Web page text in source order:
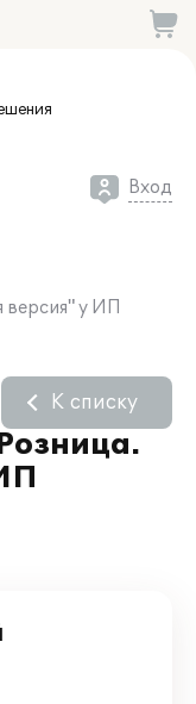
Вход
у ИП
К списку